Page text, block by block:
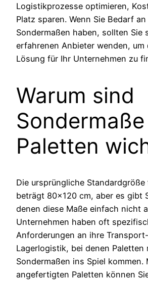
Logistikprozesse optimieren,
Platz sparen. Wenn Sie Bedarf
Sondermaßen haben, sollten Sie
erfahrenen Anbieter wenden, um
Lösung für Ihr Unternehmen zu
Warum sind
Paletten
Die ursprüngliche
beträgt 80×120 cm, aber es gibt
denen diese Maße einfach nicht
Unternehmen haben oft
Anforderungen an ihre
Lagerlogistik, bei denen Paletten
Sondermaßen ins Spiel kommen.
angefertigten Paletten können